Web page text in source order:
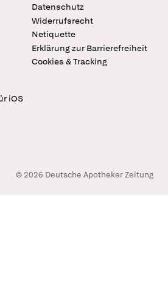
Datenschutz
Widerrufsrecht
Netiquette
Erklärung zur Barrierefreiheit
Cookies & Tracking
iOS
© 2026 Deutsche Apotheker Zeitung